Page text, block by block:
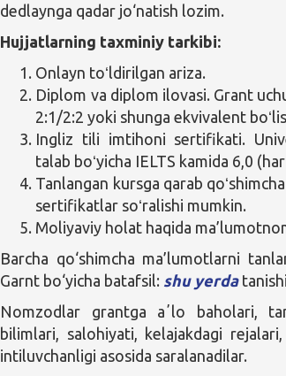
dedlaynga qadar jo‘natish lozim.
Hujjatlarning taxminiy tarkibi:
Onlayn toʻldirilgan ariza.
Diplom va diplom ilovasi. Grant
2:1/2:2 yoki shunga ekvivalent
Ingliz tili imtihoni sertifikati.
talab boʻyicha IELTS kamida 6,0
Tanlangan kursga qarab
sertifikatlar soʻralishi mumkin.
Moliyaviy holat haqida
Barcha qo‘shimcha ma’lumotlarni
Garnt bo‘yicha batafsil: shu yerda
Nomzodlar grantga aʼlo baholari,
bilimlari, salohiyati, kelajakdagi
intiluvchanligi asosida saralanadilar.